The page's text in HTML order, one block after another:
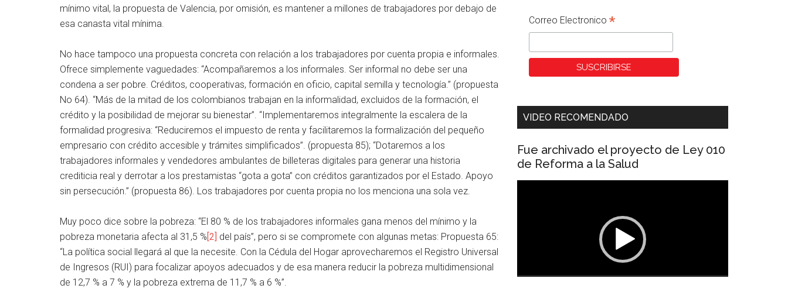
mínimo vital, la propuesta de Valencia, por omisión, es mantener a millones de trabajadores por debajo de
esa canasta vital mínima.
No hace tampoco una propuesta concreta con relación a los trabajadores por cuenta propia e informales.
Ofrece simplemente vaguedades: “Acompañaremos a los informales. Ser informal no debe ser una
condena a ser pobre. Créditos, cooperativas, formación en oficio, capital semilla y tecnología.” (propuesta
No 64). “Más de la mitad de los colombianos trabajan en la informalidad, excluidos de la formación, el
crédito y la posibilidad de mejorar su bienestar”. “Implementaremos integralmente la escalera de la
formalidad progresiva: “Reduciremos el impuesto de renta y facilitaremos la formalización del pequeño
empresario con crédito accesible y trámites simplificados”. (propuesta 85); “Dotaremos a los
trabajadores informales y vendedores ambulantes de billeteras digitales para generar una historia
crediticia real y derrotar a los prestamistas “gota a gota” con créditos garantizados por el Estado. Apoyo
sin persecución.” (propuesta 86). Los trabajadores por cuenta propia no los menciona una sola vez.
Muy poco dice sobre la pobreza: “El 80 % de los trabajadores informales gana menos del mínimo y la
pobreza monetaria afecta al 31,5 %[2] del país”, pero si se compromete con algunas metas: Propuesta 65:
“La política social llegará al que la necesite. Con la Cédula del Hogar aprovecharemos el Registro Universal
de Ingresos (RUI) para focalizar apoyos adecuados y de esa manera reducir la pobreza multidimensional
de 12,7 % a 7 % y la pobreza extrema de 11,7 % a 6 %”.
Correo Electronico *
VIDEO RECOMENDADO
Fue archivado el proyecto de Ley 010
de Reforma a la Salud